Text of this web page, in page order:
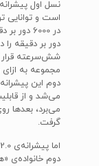
دور بر دقیقه
شش‌سرعته
می‌برد، بعدها
گرفت.
دوم خانواده‌ی